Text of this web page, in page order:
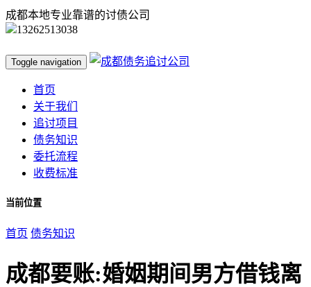
成都本地专业靠谱的讨债公司
13262513038
Toggle navigation
首页
关于我们
追讨项目
债务知识
委托流程
收费标准
当前位置
首页 债务知识
成都要账:婚姻期间男方借钱离